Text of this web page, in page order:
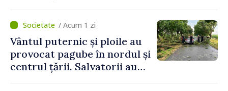
mecanisme care să-i
protejeze”/ Acum 1 zi
Vântul puternic și ploile au
provocat pagube în nordul și
centrul țării. Salvatorii au